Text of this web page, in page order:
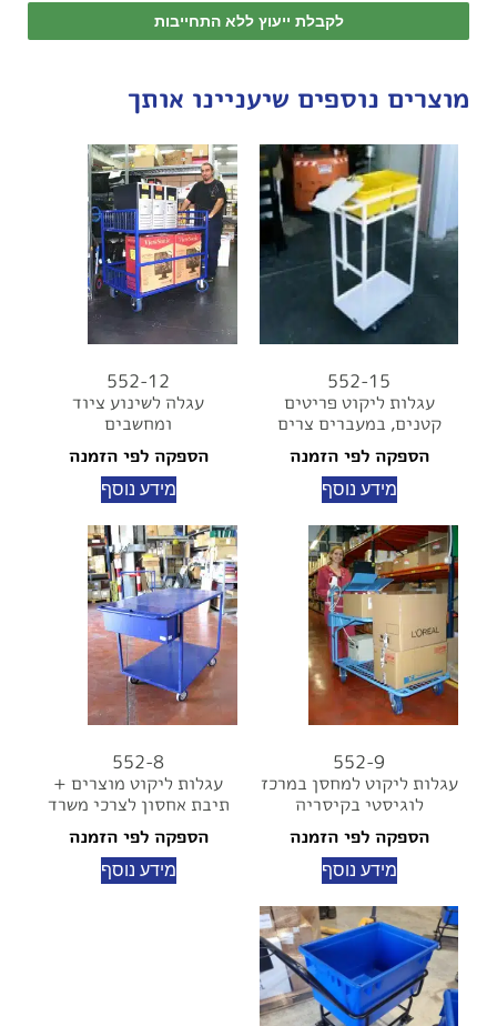
לקבלת ייעוץ ללא התחייבות
מוצרים נוספים שיעניינו אותך
552-15
עגלות ליקוט פריטים
קטנים, במעברים צרים
הספקה לפי הזמנה
מידע נוסף
552-12
עגלה לשינוע ציוד
ומחשבים
הספקה לפי הזמנה
מידע נוסף
552-9
עגלות ליקוט למחסן במרכז
לוגיסטי בקיסריה
הספקה לפי הזמנה
מידע נוסף
552-8
עגלות ליקוט מוצרים +
תיבת אחסון לצרכי משרד
הספקה לפי הזמנה
מידע נוסף